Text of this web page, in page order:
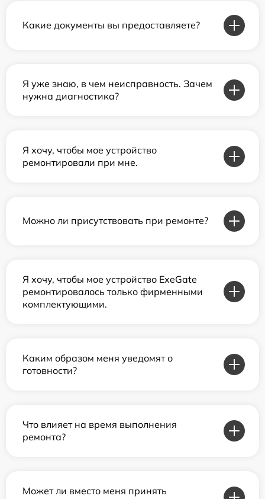
Какие документы вы предоставляете?
Я уже знаю, в чем неисправность. Зачем
нужна диагностика?
Я хочу, чтобы мое устройство
ремонтировали при мне.
Можно ли присутствовать при ремонте?
Я хочу, чтобы мое устройство ExeGate
ремонтировалось только фирменными
комплектующими.
Каким образом меня уведомят о
готовности?
Что влияет на время выполнения
ремонта?
Может ли вместо меня принять